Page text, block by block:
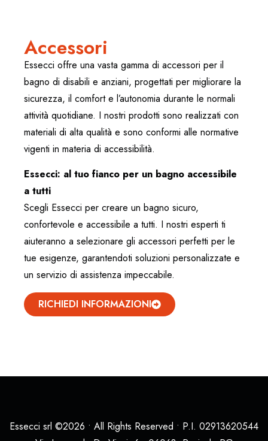
Accessori
Essecci offre una vasta gamma di accessori per il
bagno di disabili e anziani, progettati per migliorare la
sicurezza, il comfort e l’autonomia durante le normali
attività quotidiane. I nostri prodotti sono realizzati con
materiali di alta qualità e sono conformi alle normative
vigenti in materia di accessibilità.
Essecci: al tuo fianco per un bagno accessibile
a tutti
Scegli Essecci per creare un bagno sicuro,
confortevole e accessibile a tutti. I nostri esperti ti
aiuteranno a selezionare gli accessori perfetti per le
tue esigenze, garantendoti soluzioni personalizzate e
un servizio di assistenza impeccabile.
RICHIEDI INFORMAZIONI
Essecci srl ©2026 • All Rights Reserved • P.I. 02913620544